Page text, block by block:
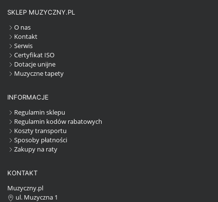
SKLEP MUZYCZNY.PL
O nas
Kontakt
Serwis
Certyfikat ISO
Dotacje unijne
Muzyczne tapety
INFORMACJE
Regulamin sklepu
Regulamin kodów rabatowych
Koszty transportu
Sposoby płatności
Zakupy na raty
KONTAKT
Muzyczny.pl
ul. Muzyczna 1